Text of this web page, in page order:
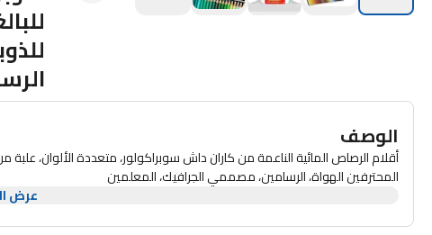
الوصف
المحترفين الهواة، الرسامين، مصممي الجرافيك، المعلمين
عرض